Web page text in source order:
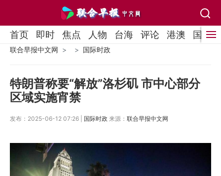
首页 即时 焦点 人物 台海 评论 港澳 国际
联合早报中文网 国际时政
特朗普称要“解放”洛杉矶 市中心部分
区域实施宵禁
发布：2025-06-12 07:26 | 国际时政 来源： 联合早报中文网